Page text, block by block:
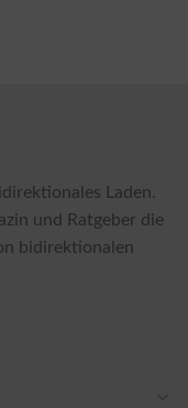
Laden.
und Ratgeber die
bidirektionalen